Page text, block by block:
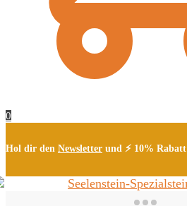
0
Hol dir den Newsletter und ⚡ 10%